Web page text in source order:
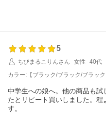
なお、個別での対応が必要なお
す。
またのご来店をお待ちしておりま
三恵 小林 美和子
5
ちびまるこりんさん
女性
40代
カラー:【ブラック/ブラック/ブラック
中学生への娘へ。他の商品も
たとリピート買いしました。
す。